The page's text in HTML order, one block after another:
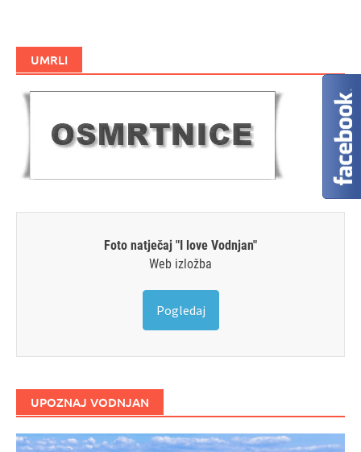
UMRLI
Foto natječaj "I love Vodnjan"
Web izložba
Pogledaj
UPOZNAJ VODNJAN